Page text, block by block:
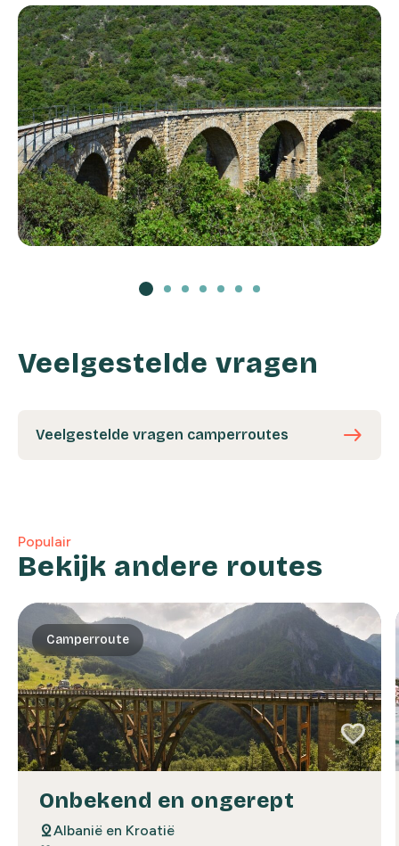
Veelgestelde vragen
east
Veelgestelde vragen camperroutes
Populair
Bekijk andere routes
Camperroute
favorite
favorite
Onbekend en ongerept
pin_dropAlbanië en Kroatië